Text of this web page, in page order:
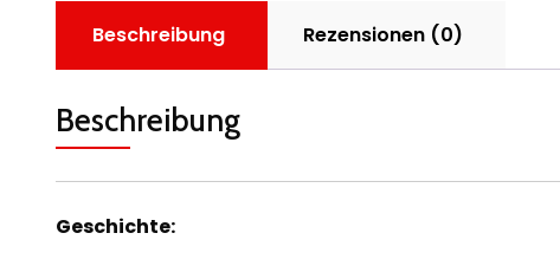
Beschreibung Rezensionen (0)
Beschreibung
Geschichte: